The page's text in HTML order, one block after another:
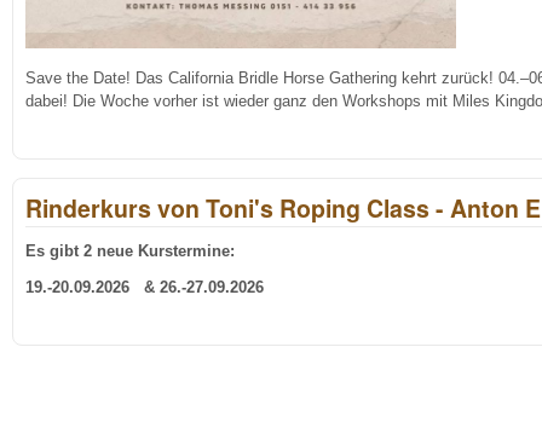
Save the Date! Das California Bridle Horse Gathering kehrt zurück!
dabei! Die Woche vorher ist wieder ganz den Workshops mit Miles
Rinderkurs von Toni's Roping Class - Anton
Es gibt 2 neue Kurstermine:
19.-20.09.2026 & 26.-27.09.2026